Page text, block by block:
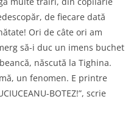
de fiecare dată
Ori de câte ori am
să-i duc un imens buchet
născută la Tighina.
un fenomen. E printre
BOTEZ!”, scrie